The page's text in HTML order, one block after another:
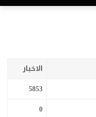
الاخبار
5853
0